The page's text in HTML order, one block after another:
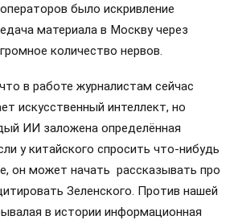
было искривление
материала в Москву через
количество нервов.
в работе журналистам сейчас
искусственный интеллект, но
ИИ заложена определённая
у китайского спросить что-нибудь
он может начать рассказывать про
Зеленского. Против нашей
в истории информационная